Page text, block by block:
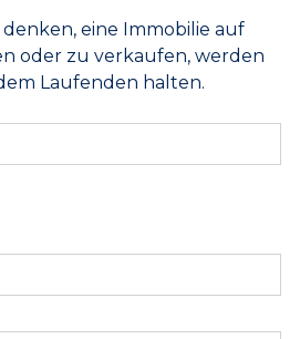
denken, eine Immobilie auf
oder zu verkaufen, werden
Laufenden halten.